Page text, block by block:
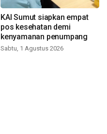
KAI Sumut siapkan empat
pos kesehatan demi
kenyamanan penumpang
Sabtu, 1 Agustus 2026